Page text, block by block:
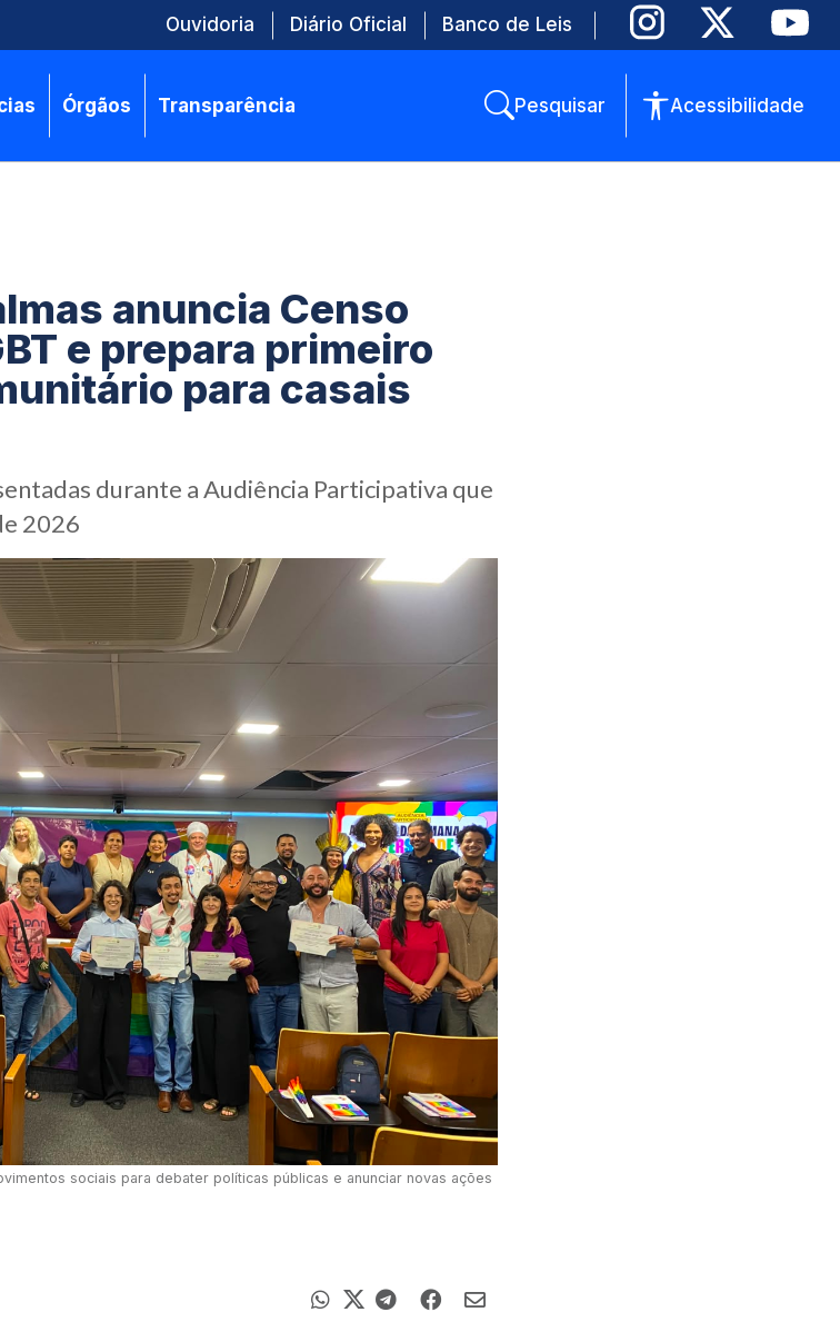
Ouvidoria Diário Oficial Banco de Leis
Órgãos Transparência Pesquisar Acessibilidade
anuncia Censo
e prepara primeiro
para casais
durante a Audiência Participativa que
2026
sociais para debater políticas públicas e anunciar novas ações